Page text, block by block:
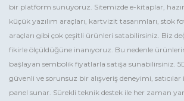
bir platform sunuyoruz. Sitemizde e-kitaplar,
küçük yazılım araçları, kartvizit tasarımları, stok
araçları gibi çok çeşitli ürünleri satabilirsiniz. Biz
fikirle ölçüldüğüne inanıyoruz. Bu nedenle
başlayan sembolik fiyatlarla satışa sunabilirsiniz.
güvenli ve sorunsuz bir alışveriş deneyimi,
panel sunar. Sürekli teknik destek ile her zaman